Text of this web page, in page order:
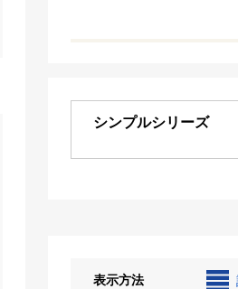
シンプルシリーズ
表示方法